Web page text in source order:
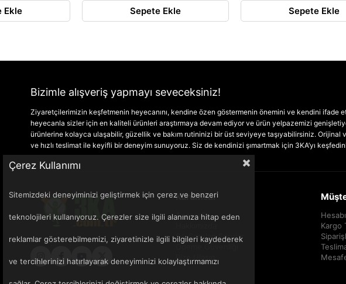
Ekle Sepete Ekle Sepete Ekle
Bizimle alışveriş yapmayı seveceksiniz!
Ziyaretçilerimizin keşfetmenin heyecanını, kendine özen göstermenin önemini ve kendini ifade
heyecanla sizler için en kaliteli ürünleri araştırmaya devam ediyor ve ürün yelpazemizi
ürünlerine kolayca ulaşabilir, güzellik ve bakım rutininizi bir üst seviyeye taşıyabilirsiniz. Orijinal
ve hızlı teslimat ile keyifli bir deneyim sunuyoruz. Siz de kendinizi şımartmak için 3KA’yı
Kurumsal
Anasayfa
Sık Sorulan Sorular
Ödeme Güvenliği
Bize Ulaşın
Kargo
Çerez Kullanımı
Sitemizdeki deneyiminizi geliştirmek için çerez ve benzeri
teknolojileri kullanıyoruz. Çerezler size ilgili alanınıza hitap eden
reklamlar gösterebilmemizi, ziyaretinizle ilgili bilgileri kaydederek
ve tercihlerinizi hatırlayarak deneyiminizi kolaylaştırmamızı